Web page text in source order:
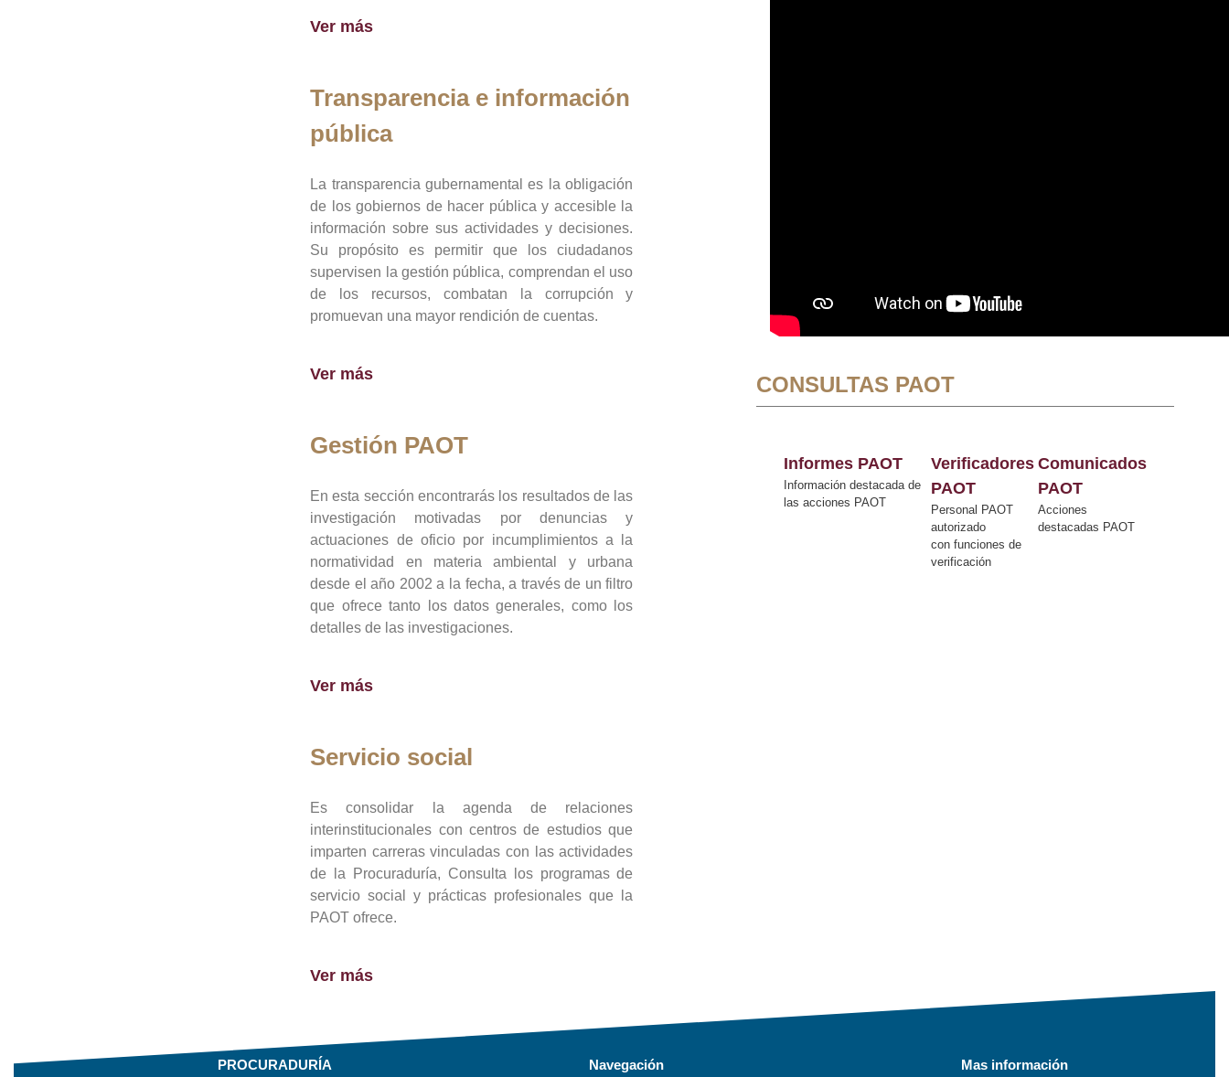
Ver más
Transparencia e información
pública
La transparencia gubernamental es la obligación
de los gobiernos de hacer pública y accesible la
información sobre sus actividades y decisiones.
Su propósito es permitir que los ciudadanos
supervisen la gestión pública, comprendan el uso
de los recursos, combatan la corrupción y
promuevan una mayor rendición de cuentas.
Ver más
Gestión PAOT
En esta sección encontrarás los resultados de las
investigación motivadas por denuncias y
actuaciones de oficio por incumplimientos a la
normatividad en materia ambiental y urbana
desde el año 2002 a la fecha, a través de un filtro
que ofrece tanto los datos generales, como los
detalles de las investigaciones.
Ver más
Servicio social
Es consolidar la agenda de relaciones
interinstitucionales con centros de estudios que
imparten carreras vinculadas con las actividades
de la Procuraduría, Consulta los programas de
servicio social y prácticas profesionales que la
PAOT ofrece.
Ver más
CONSULTAS PAOT
Informes PAOT
Información destacada de
las acciones PAOT
Verificadores
PAOT
Personal PAOT
autorizado
con funciones de
verificación
Comunicados
PAOT
Acciones
destacadas PAOT
PROCURADURÍA Navegación Mas información